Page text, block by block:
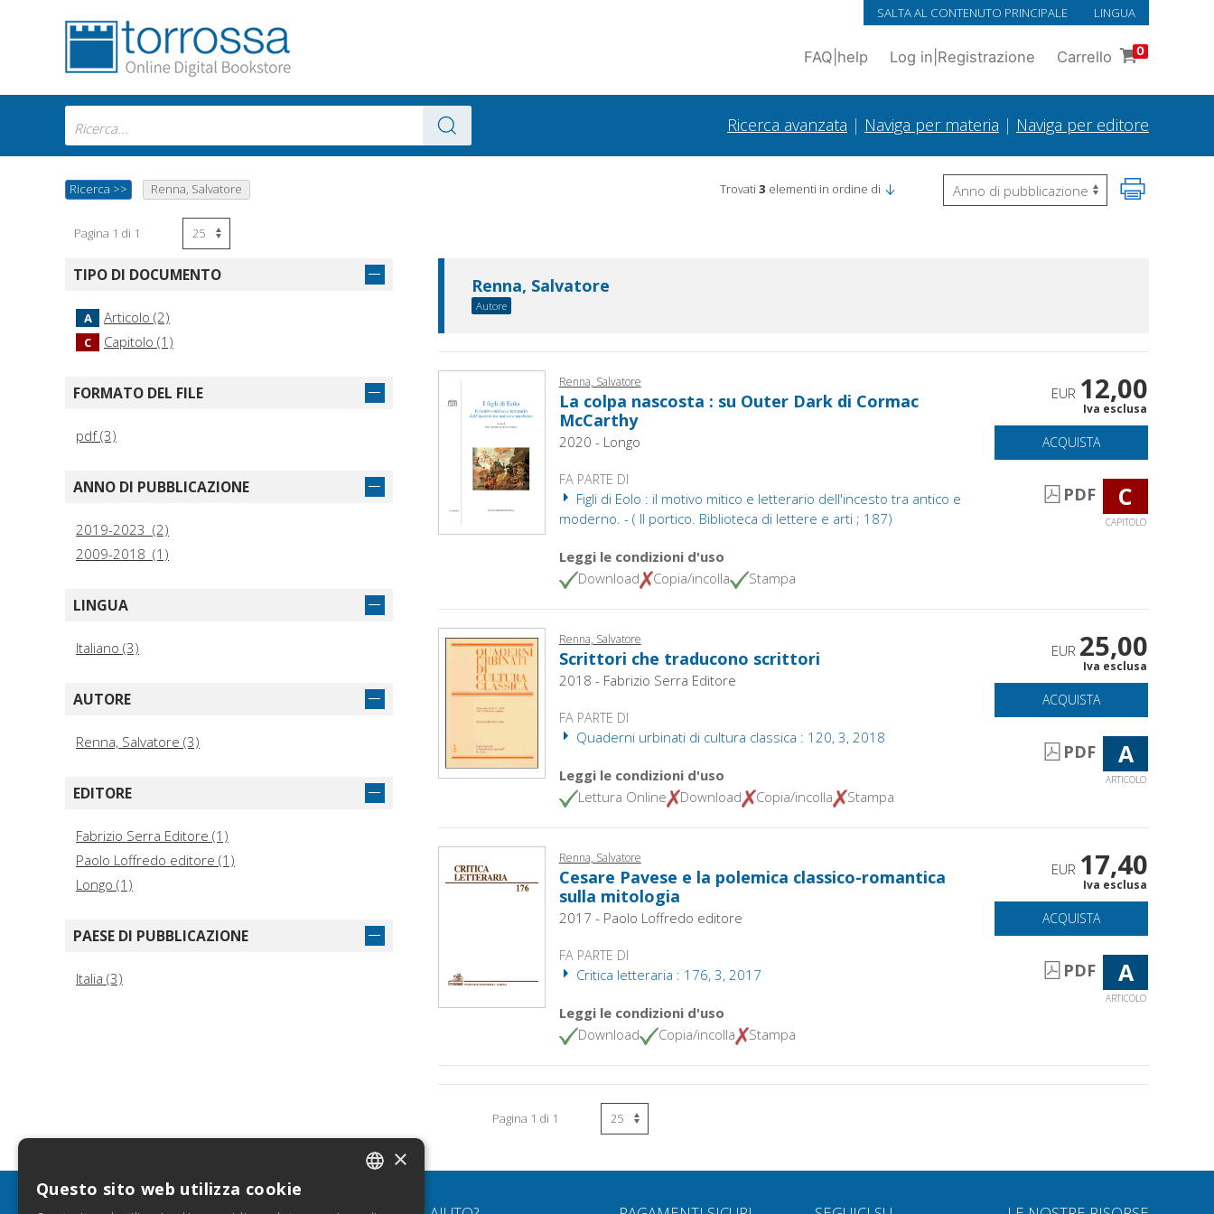
SALTA AL CONTENUTO PRINCIPALE LINGUA
FAQ help Log in Registrazione Carrello 0
Ricerca avanzata | Naviga per materia | Naviga per editore
Ricerca >> Renna, Salvatore Trovati 3 elementi in ordine di
Pagina 1 di 1
TIPO DI DOCUMENTO
A Articolo (2)
C Capitolo (1)
FORMATO DEL FILE
pdf (3)
ANNO DI PUBBLICAZIONE
2019-2023 (2)
2009-2018 (1)
LINGUA
Italiano (3)
AUTORE
Renna, Salvatore (3)
EDITORE
Fabrizio Serra Editore (1)
Paolo Loffredo editore (1)
Longo (1)
PAESE DI PUBBLICAZIONE
Italia (3)
Renna, Salvatore
Autore
Renna, Salvatore
La colpa nascosta : su Outer Dark di Cormac
McCarthy
2020 - Longo
FA PARTE DI
Figli di Eolo : il motivo mitico e letterario dell'incesto tra antico e
moderno. - ( Il portico. Biblioteca di lettere e arti ; 187)
Leggi le condizioni d'uso
Download
Copia/incolla Stampa
EUR 12,00
Iva esclusa
ACQUISTA
PDF C
CAPITOLO
Renna, Salvatore
Scrittori che traducono scrittori
2018 - Fabrizio Serra Editore
FA PARTE DI
Quaderni urbinati di cultura classica : 120, 3, 2018
Leggi le condizioni d'uso
Lettura Online
Download Copia/incolla Stampa
EUR 25,00
Iva esclusa
ACQUISTA
PDF A
ARTICOLO
Renna, Salvatore
Cesare Pavese e la polemica classico-romantica
sulla mitologia
2017 - Paolo Loffredo editore
FA PARTE DI
Critica letteraria : 176, 3, 2017
Leggi le condizioni d'uso
Download
Copia/incolla Stampa
EUR 17,40
Iva esclusa
ACQUISTA
PDF A
ARTICOLO
Pagina 1 di 1
×
Questo sito web utilizza cookie